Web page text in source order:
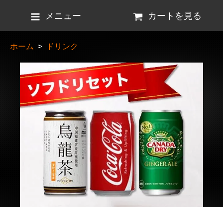
メニュー カートを見る
ホーム>ドリンク